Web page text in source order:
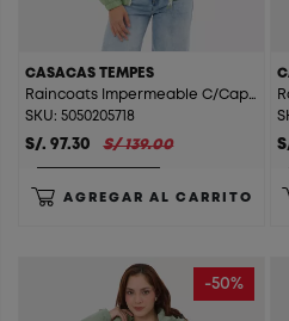
CASACAS TEMPES
Raincoats Impermeable C/Cap C/F Tempes Mint
SKU: 5050205718
S/. 97.30 S/ 139.00
AGREGAR AL CARRITO
-50%